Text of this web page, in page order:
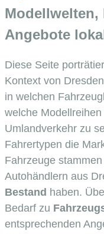
Modellwelten,
Angebote
Diese Seite
Kontext von
in welchen
welche
Umlandverkehr zu
Fahrertypen die
Fahrzeuge
Autohändlern aus
Bestand haben.
Bedarf zu
entsprechenden